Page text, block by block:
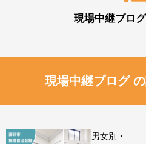
現場中継ブロ
現場中継ブログ
男女別・